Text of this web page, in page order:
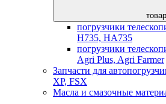
погрузчики
H735, HA735
погрузчики
Agri Plus, Agri Farmer
Запчасти для
XP, FSX
Масла и смазочные